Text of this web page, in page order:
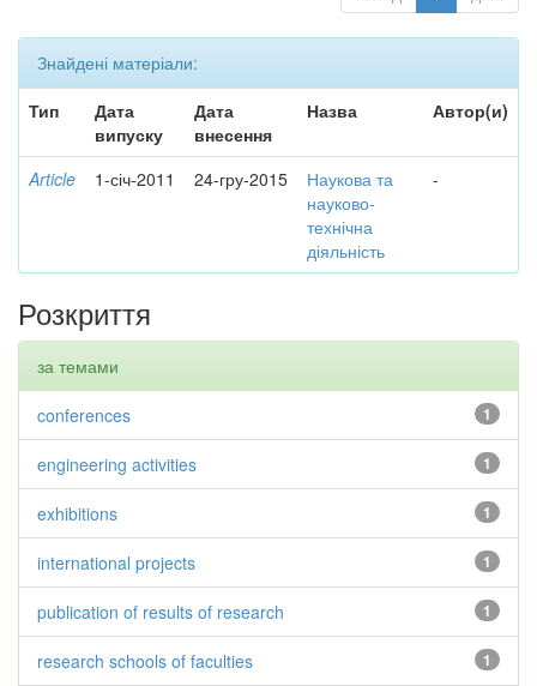
Знайдені матеріали:
Тип
Дата
випуску
Дата
внесення
Назва Автор(и)
Article 1-січ-2011 24-гру-2015
Наукова та
науково-
технічна
діяльність
-
Розкриття
за темами
1
conferences
1
engineering activities
1
exhibitions
1
international projects
1
publication of results of research
1
research schools of faculties